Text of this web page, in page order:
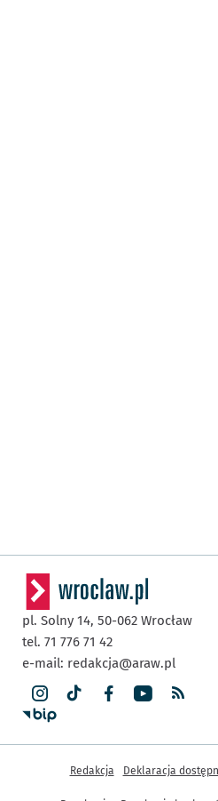
pl. Solny 14, 50-062 Wrocław
tel. 71 776 71 42
e-mail: redakcja@araw.pl
Inne informacje
Redakcja Deklaracja